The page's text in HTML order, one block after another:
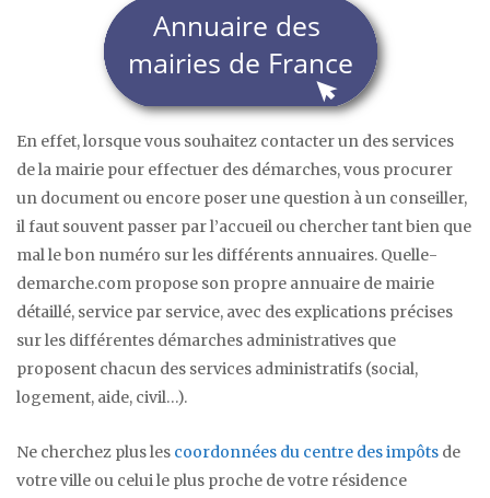
En effet, lorsque vous souhaitez contacter un des services
de la mairie pour effectuer des démarches, vous procurer
un document ou encore poser une question à un conseiller,
il faut souvent passer par l’accueil ou chercher tant bien que
mal le bon numéro sur les différents annuaires. Quelle-
demarche.com propose son propre annuaire de mairie
détaillé, service par service, avec des explications précises
sur les différentes démarches administratives que
proposent chacun des services administratifs (social,
logement, aide, civil…).
Ne cherchez plus les coordonnées du centre des impôts de
votre ville ou celui le plus proche de votre résidence